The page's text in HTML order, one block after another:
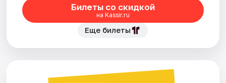
Билеты со скидкой
на Kassir.ru
Еще билеты